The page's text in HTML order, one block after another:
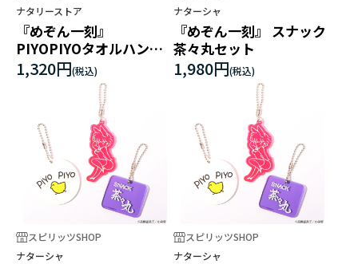
ナタリーストア
『めぞん一刻』
PIYOPIYOタオルハンカ
チ
1,320円
ナターシャ
『めぞん一刻』 スナック
茶々丸セット
1,980円
スピリッツSHOP
ナターシャ
スピリッツSHOP
ナターシャ